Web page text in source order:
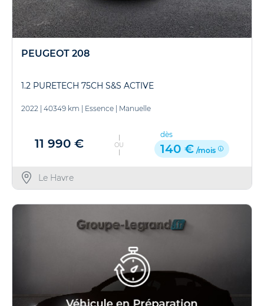
PEUGEOT 208
1.2 PURETECH 75CH S&S ACTIVE
2022 40349 km Essence Manuelle
11 990 € OU
dès
140 € /mois
Le Havre